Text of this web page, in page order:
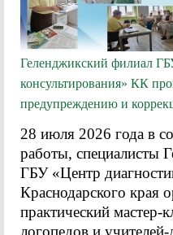
Геленджикский филиал
консультирования» КК
предупреждению и
28 июля 2026 года в
работы, специалисты
ГБУ «Центр
Краснодарского края
практический мастер-
логопедов и